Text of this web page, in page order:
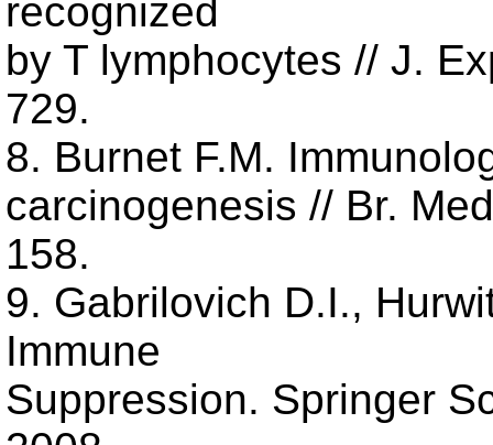
recognized
by T lymphocytes // J.
729.
8. Burnet F.M.
carcinogenesis // Br.
158.
9. Gabrilovich D.I.,
Immune
Suppression. Springer